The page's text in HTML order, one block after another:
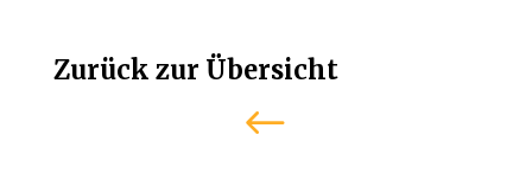
Zurück zur Übersicht
#